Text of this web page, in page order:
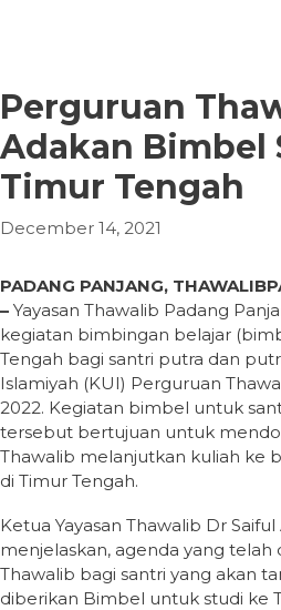
Perguruan
Adakan Bimbel
Timur Tengah
December 14, 2021
PADANG PANJANG,
– Yayasan Thawalib Padang
kegiatan bimbingan belajar
Tengah bagi santri putra dan
Islamiyah (KUI) Perguruan
2022. Kegiatan bimbel untuk
tersebut bertujuan untuk
Thawalib melanjutkan kuliah ke
di Timur Tengah.
Ketua Yayasan Thawalib Dr Saiful
menjelaskan, agenda yang telah
Thawalib bagi santri yang akan
diberikan Bimbel untuk studi ke